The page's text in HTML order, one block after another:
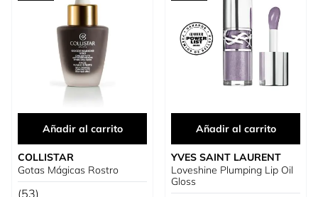
Añadir al carrito
COLLISTAR
Gotas Mágicas Rostro
(53)
Añadir al carrito
YVES SAINT LAURENT
Loveshine Plumping Lip Oil
Gloss